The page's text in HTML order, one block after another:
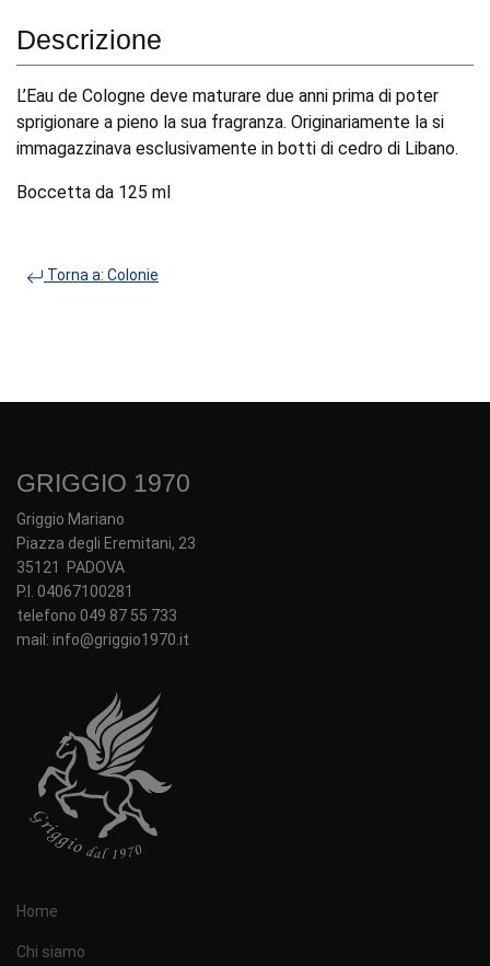
Descrizione
L’Eau de Cologne deve maturare due anni prima di poter
sprigionare a pieno la sua fragranza. Originariamente la si
immagazzinava esclusivamente in botti di cedro di Libano.
Boccetta da 125 ml
Torna a: Colonie
GRIGGIO 1970
Griggio Mariano
Piazza degli Eremitani, 23
35121 PADOVA
P.I. 04067100281
telefono 049 87 55 733
mail: info@griggio1970.it
Home
Chi siamo